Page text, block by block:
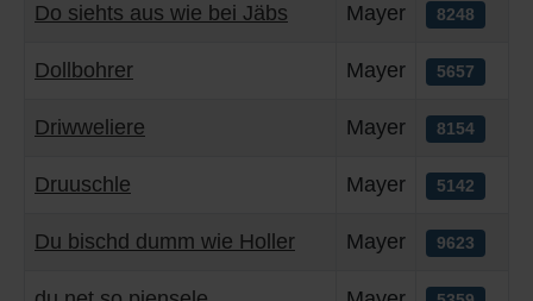
Do siehts aus wie bei Jäbs Mayer 8248
Dollbohrer Mayer 5657
Driwweliere Mayer 8154
Druuschle Mayer 5142
Du bischd dumm wie Holler Mayer 9623